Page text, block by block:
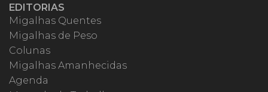
EDITORIAS
Migalhas Quentes
Migalhas de Peso
Colunas
Migalhas Amanhecidas
Agenda